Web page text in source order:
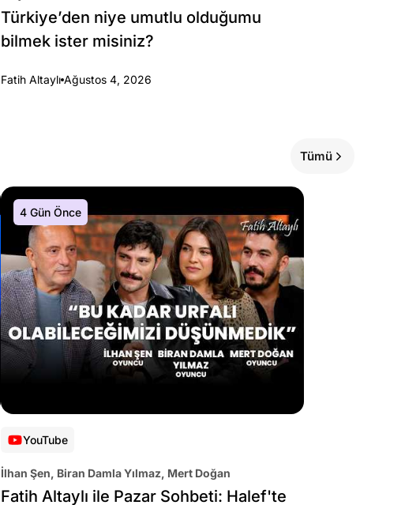
Türkiye’den niye umutlu olduğumu
bilmek ister misiniz?
Fatih Altaylı Ağustos 4, 2026
Tümü
4 Gün Önce
YouTube
İlhan Şen, Biran Damla Yılmaz, Mert Doğan
Fatih Altaylı ile Pazar Sohbeti: Halef'te